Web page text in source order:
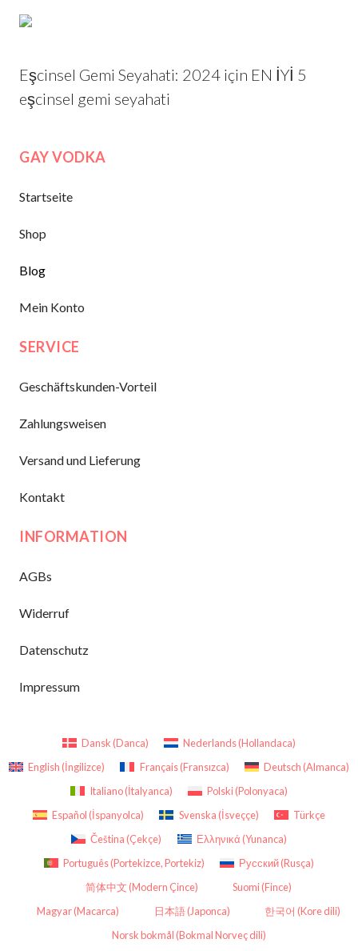
Eşcinsel Gemi Seyahati: 2024 için EN İYİ 5
eşcinsel gemi seyahati
GAY VODKA
Startseite
Shop
Blog
Mein Konto
SERVICE
Geschäftskunden-Vorteil
Zahlungsweisen
Versand und Lieferung
Kontakt
INFORMATION
AGBs
Widerruf
Datenschutz
Impressum
Dansk (Danca) Nederlands(Hollandaca)
English (İngilizce) Français(Fransızca) Deutsch (Almanca)
Italiano(İtalyanca) Polski(Polonyaca)
Español (İspanyolca) Svenska (İsveççe)
Türkçe
Čeština (Çekçe) Ελληνικά (Yunanca)
Português(Portekizce, Portekiz) Русский(Rusça)
简体中文 (Modern Çince) Suomi(Fince)
Magyar(Macarca) 日本語(Japonca) 한국어 (Kore dili)
Norsk bokmål (Bokmal Norveç dili)